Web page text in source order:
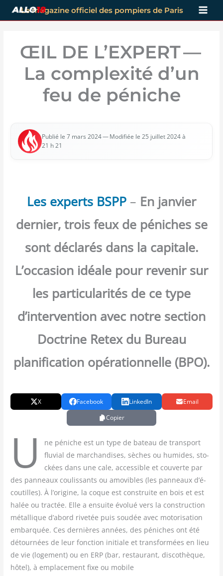
Aller
au
Le magazine officiel des pompiers de Paris
ŒIL DE L’EXPERT —
La complexité d’un
feu de péniche
Publié le 7 mars 2024— Modi­fiée le 25 juillet 2024 à
21 h 21
Les experts BSPP – En janvier
dernier, trois feux de péniches se
sont déclarés dans la capitale.
L’occasion idéale pour revenir sur
les particularités de ce type
d’intervention avec notre section
Doctrine Retex du Bureau
planification opérationnelle (BPO).
X Facebook LinkedIn
Email
Copier
U
ne péniche est un type de bateau de trans­port
flu­vial de mar­chan­dises, sèches ou humides, sto­
ckées dans une cale, acces­sible et cou­verte par
des pan­neaux cou­lis­sants ou amo­vibles (les pan­neaux d’é­
cou­tilles). À l’o­ri­gine, la coque est construite en bois et est
halée ou trac­tée. Elle a ensuite évo­lué vers la construc­tion
métal­lique d’a­bord rive­tée puis sou­dée avec moto­ri­sa­tion
embar­quée. Ces der­nières années, des péniches ont été
détour­nées de leur fonc­tion ini­tiale et trans­for­mées en lieu
de vie (loge­ment) ou en ERP (bar, res­tau­rant, dis­co­thèque,
hôtel), à empla­ce­ment fixe ou mobile